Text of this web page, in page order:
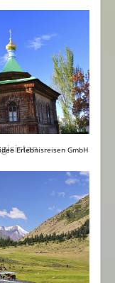
Erlebnisreisen GmbH